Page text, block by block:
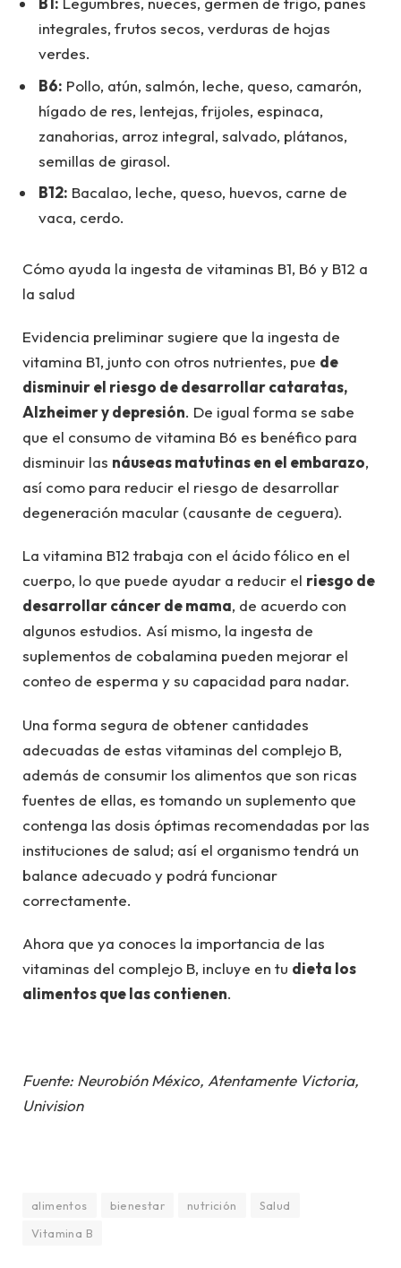
integrales, frutos secos, verduras de hojas
verdes.
B6: Pollo, atún, salmón, leche, queso, camarón,
hígado de res, lentejas, frijoles, espinaca,
zanahorias, arroz integral, salvado, plátanos,
semillas de girasol.
B12: Bacalao, leche, queso, huevos, carne de
vaca, cerdo.
Cómo ayuda la ingesta de vitaminas B1, B6 y B12 a
la salud
Evidencia preliminar sugiere que la ingesta de
vitamina B1, junto con otros nutrientes, pue de
disminuir el riesgo de desarrollar cataratas,
Alzheimer y depresión. De igual forma se sabe
que el consumo de vitamina B6 es benéfico para
disminuir las náuseas matutinas en el embarazo,
así como para reducir el riesgo de desarrollar
degeneración macular (causante de ceguera).
La vitamina B12 trabaja con el ácido fólico en el
cuerpo, lo que puede ayudar a reducir el riesgo de
desarrollar cáncer de mama, de acuerdo con
algunos estudios. Así mismo, la ingesta de
suplementos de cobalamina pueden mejorar el
conteo de esperma y su capacidad para nadar.
Una forma segura de obtener cantidades
adecuadas de estas vitaminas del complejo B,
además de consumir los alimentos que son ricas
fuentes de ellas, es tomando un suplemento que
contenga las dosis óptimas recomendadas por las
instituciones de salud; así el organismo tendrá un
balance adecuado y podrá funcionar
correctamente.
Ahora que ya conoces la importancia de las
vitaminas del complejo B, incluye en tu dieta los
alimentos que las contienen.
Fuente: Neurobión México, Atentamente Victoria,
Univision
alimentos bienestar nutrición
Salud
Vitamina B